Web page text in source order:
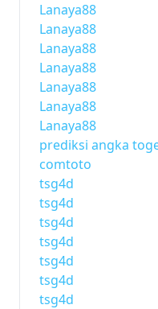
Lanaya88
Lanaya88
Lanaya88
Lanaya88
Lanaya88
Lanaya88
Lanaya88
prediksi angka
comtoto
tsg4d
tsg4d
tsg4d
tsg4d
tsg4d
tsg4d
tsg4d